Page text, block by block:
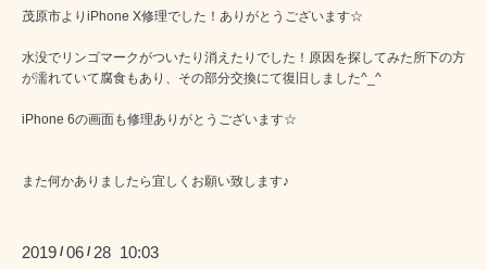
茂原市よりiPhone X修理でした！ありがとうございます☆
水没でリンゴマークがついたり消えたりでした！原因を探してみた所下の方
が濡れていて腐食もあり、その部分交換にて復旧しました^_^
iPhone 6の画面も修理ありがとうございます☆
また何かありましたら宜しくお願い致します♪
2019 /06 / 28 10:03